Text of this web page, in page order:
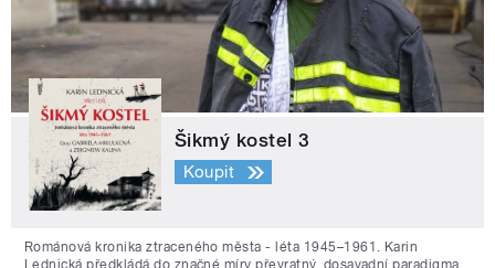
Šikmý kostel 3
Koupit
Románová kronika ztraceného města - léta 1945–1961. Karin
Lednická předkládá do značné míry převratný, dosavadní paradigma